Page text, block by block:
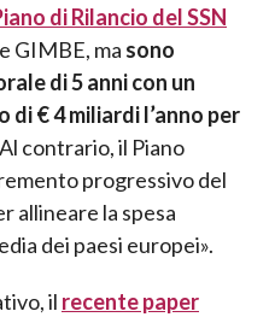
di Rilancio del SSN
GIMBE, ma sono
di 5 anni con un
€ 4 miliardi l’anno per
contrario, il Piano
progressivo del
allineare la spesa
dei paesi europei».
il recente paper